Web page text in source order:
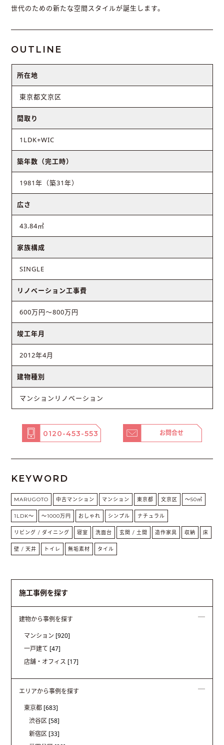
世代のための新たな空間スタイルが誕生します。
OUTLINE
所在地
東京都文京区
間取り
1LDK+WIC
築年数（完工時）
1981年（築31年）
広さ
43.84㎡
家族構成
SINGLE
リノベーション工事費
600万円～800万円
竣工年月
2012年4月
建物種別
マンションリノベーション
0120-453-553 お問合せ
KEYWORD
MARUGOTO 中古マンション マンション 東京都 文京区 〜50㎡
1LDK〜 〜1000万円 おしゃれ シンプル ナチュラル
リビング / ダイニング 寝室 洗面台 玄関 / 土間 造作家具 収納 床
壁 / 天井 トイレ 無垢素材 タイル
施工事例を探す
建物から事例を探す
マンション [920]
一戸建て [47]
店舗・オフィス [17]
エリアから事例を探す
東京都 [683]
渋谷区 [58]
新宿区 [33]